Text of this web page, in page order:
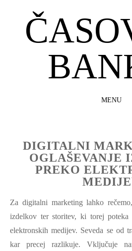
MENU
CONTENT
DIGITALNI
OGLAŠEVANJE
PREKO
Za digitalni marketing lahko
izdelkov ter storitev, ki torej poteka
elektronskih medijev. Seveda se od
kar precej razlikuje. Vključuje